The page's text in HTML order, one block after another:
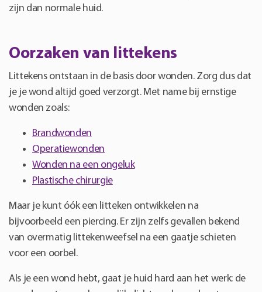
zijn dan normale huid.
Oorzaken van littekens
Littekens ontstaan in de basis door wonden. Zorg dus dat
je je wond altijd goed verzorgt. Met name bij ernstige
wonden zoals:
Brandwonden
Operatiewonden
Wonden na een ongeluk
Plastische chirurgie
Maar je kunt óók een litteken ontwikkelen na
bijvoorbeeld een piercing. Er zijn zelfs gevallen bekend
van overmatig littekenweefsel na een gaatje schieten
voor een oorbel.
Als je een wond hebt, gaat je huid hard aan het werk: de